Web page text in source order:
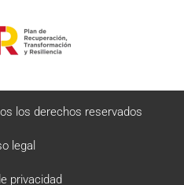
los derechos reservados
legal
privacidad